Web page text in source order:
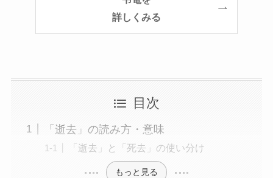
オルゴール
詳しくみる
目次
「逝去」の読み方・意味
「逝去」と「死去」の使い分け
もっと見る